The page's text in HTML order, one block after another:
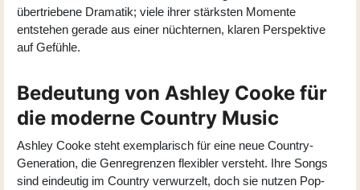
übertriebene Dramatik; viele ihrer stärksten Momente
entstehen gerade aus einer nüchternen, klaren Perspektive
auf Gefühle.
Bedeutung von Ashley Cooke für
die moderne Country Music
Ashley Cooke steht exemplarisch für eine neue Country-
Generation, die Genregrenzen flexibler versteht. Ihre Songs
sind eindeutig im Country verwurzelt, doch sie nutzen Pop-